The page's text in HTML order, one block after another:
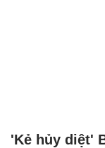
'Kẻ hủy diệt'